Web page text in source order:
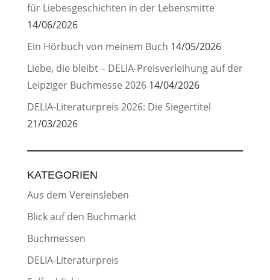
für Liebesgeschichten in der Lebensmitte
14/06/2026
Ein Hörbuch von meinem Buch 14/05/2026
Liebe, die bleibt – DELIA-Preisverleihung auf der
Leipziger Buchmesse 2026 14/04/2026
DELIA-Literaturpreis 2026: Die Siegertitel
21/03/2026
KATEGORIEN
Aus dem Vereinsleben
Blick auf den Buchmarkt
Buchmessen
DELIA-Literaturpreis